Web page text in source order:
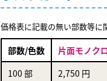
価格表に記載の無い部数等に
部数/色数 片面モノク
100 部
2,750 円